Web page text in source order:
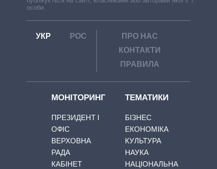
особи.
УКР РОС
ПРО НАС
КОНТАКТИ
ПРАВИЛА
МОНІТОРИНГ
ПРЕЗИДЕНТ І
ОФІС
ВЕРХОВНА
РАДА
КАБІНЕТ
ТЕМАТИКИ
БІЗНЕС
ЕКОНОМІКА
КУЛЬТУРА
НАУКА
НАЦІОНАЛЬНА